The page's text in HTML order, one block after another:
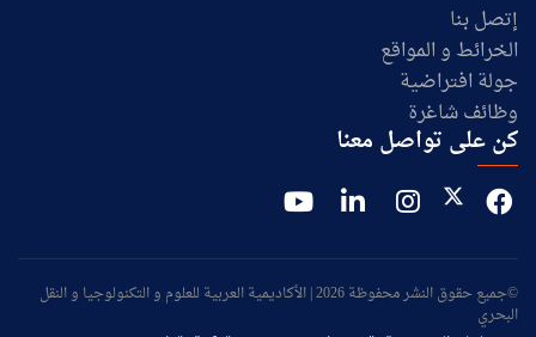
إتصل بنا
الخرائط و المواقع
جولة افتراضية
وظائف شاغرة
كن على تواصل معنا
©جميع حقوق النشر محفوظة 2026 | الأكاديمية العربية للعلوم و التكنولوجيا و النقل
البحري